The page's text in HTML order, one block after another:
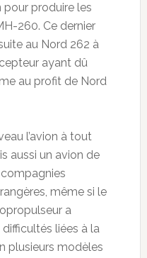
produire les
260. Ce dernier
au Nord 262 à
ayant dû
au profit de Nord
l’avion à tout
aussi un avion de
même si le
a
liées à la
plusieurs modèles